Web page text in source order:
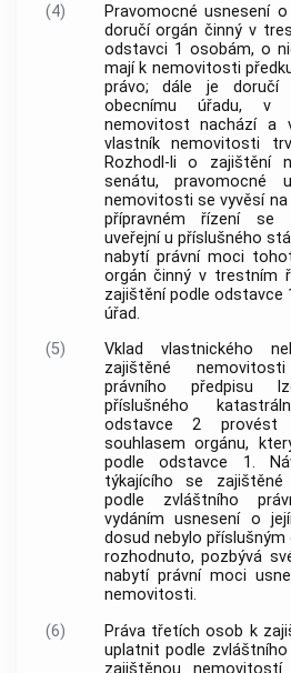
(4)
Pravomocné usnesení
doručí orgán činný v
odstavci 1 osobám, o
mají k nemovitosti
právo; dále je doručí
obecnímu úřadu, v
nemovitost nachází a
vlastník nemovitosti
Rozhodl-li o zajištění
senátu, pravomocné
nemovitosti se vyvěsí
přípravném řízení se
uveřejní u příslušného
nabytí právní moci
orgán činný v trestním
zajištění podle odstavce
úřad.
(5)
Vklad vlastnického
zajištěné
právního předpisu
příslušného
odstavce 2 provést
souhlasem orgánu,
podle odstavce 1.
týkajícího se
podle zvláštního
vydáním usnesení o
dosud nebylo
rozhodnuto, pozbývá
nabytí právní moci
nemovitosti.
(6)
Práva třetích osob k
uplatnit podle zvláštního
zajištěnou